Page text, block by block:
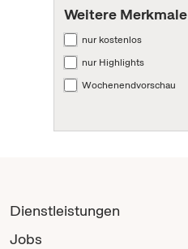
Weitere Merkmale
nur kostenlos
nur Highlights
Wochenendvorschau
Dienstleistungen
Jobs